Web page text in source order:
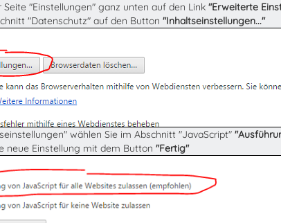
Seite "Einstellungen" ganz unten auf den Link "Erweiterte
"Datenschutz" auf den Button "Inhaltseinstellungen..."
wählen Sie im Abschnitt "JavaScript"
neue Einstellung mit dem Button "Fertig"